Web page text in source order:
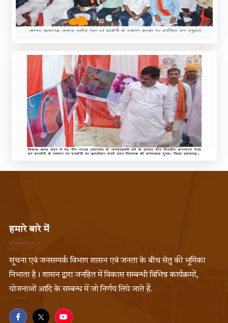
हमारे बारे में
सूचना एवं जनसम्पर्क विभाग शासन एवं जनता के बीच सेतु की भूमिका
निभाता है। शासन द्वारा जनहित में विकास सम्बन्धी विभिन्न कार्यक्रमों,
योजनाओं आदि के सम्बन्ध में जो निर्णय लिये जाते हैं.